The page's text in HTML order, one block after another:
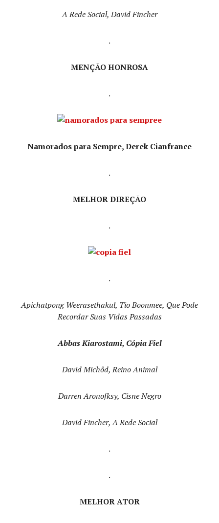
A Rede Social, David Fincher
.
MENÇÃO HONROSA
.
Namorados para Sempre, Derek Cianfrance
.
MELHOR DIREÇÃO
.
.
Apichatpong Weerasethakul, Tio Boonmee, Que Pode
Recordar Suas Vidas Passadas
Abbas Kiarostami, Cópia Fiel
David Michôd, Reino Animal
Darren Aronofksy, Cisne Negro
David Fincher, A Rede Social
.
.
MELHOR ATOR